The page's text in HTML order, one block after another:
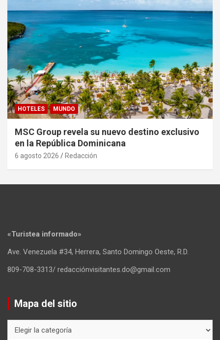
HOTELES MUNDO
MSC Group revela su nuevo destino exclusivo
en la República Dominicana
6 agosto 2026 Redacción
«Turistea informado»
Ave. Venezuela #34, Herrera, Santo Domingo Oeste, R.D.
809-708-3313/ redacciónvisitantes.do@gmail.com
Mapa del sitio
del